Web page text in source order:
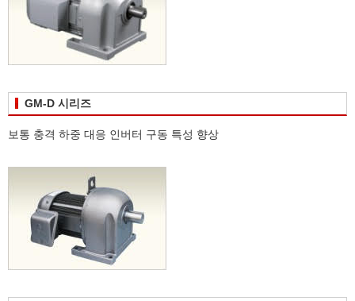
GM-D 시리즈
보통 충격 하중 대응 인버터 구동 특성 향상